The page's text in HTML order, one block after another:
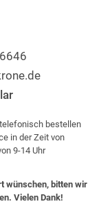
bestellen
in der Zeit von
9-14 Uhr
wünschen, bitten wir
Vielen Dank!